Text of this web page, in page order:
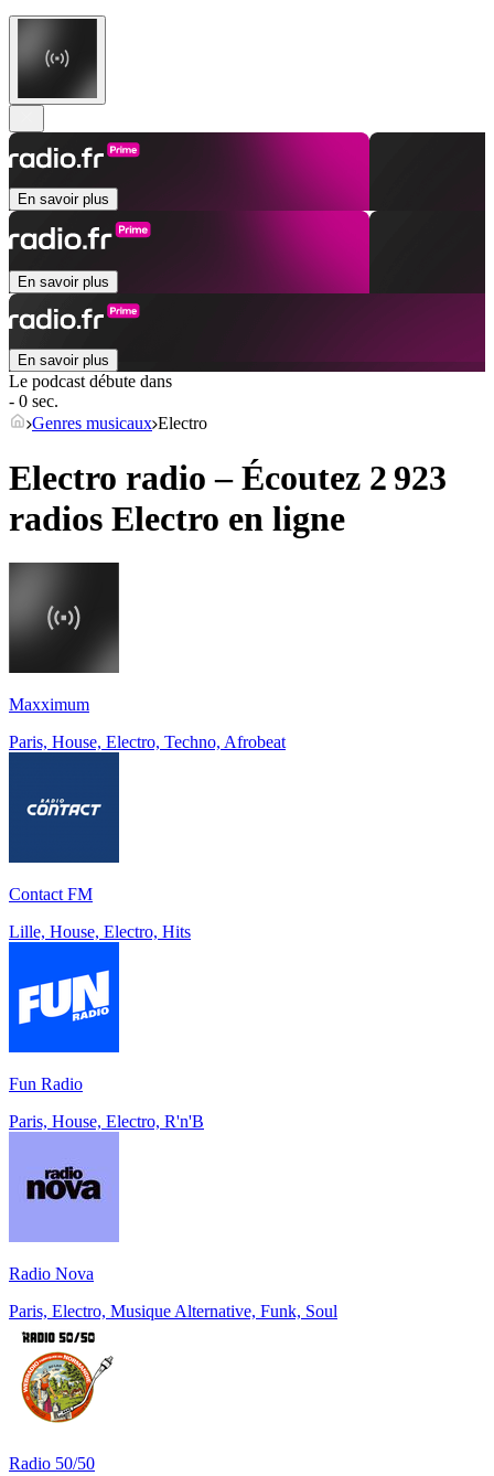
En savoir plus
En savoir plus
En savoir plus
Le podcast débute dans
- 0 sec.
Genres musicaux Electro
Electro radio – Écoutez 2 923
radios Electro en ligne
Maxximum
Paris, House, Electro, Techno, Afrobeat
Contact FM
Lille, House, Electro, Hits
Fun Radio
Paris, House, Electro, R'n'B
Radio Nova
Paris, Electro, Musique Alternative, Funk, Soul
Radio 50/50